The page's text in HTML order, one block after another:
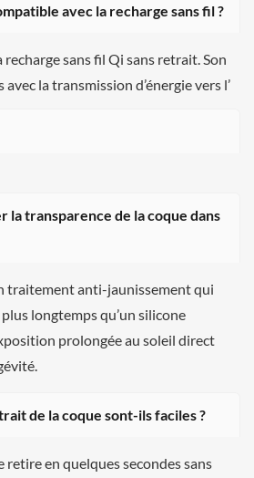
avec la recharge sans fil ?
sans fil Qi sans retrait. Son
la transmission d’énergie vers l’
la transparence de la coque dans
traitement anti-jaunissement qui
longtemps qu’un silicone
prolongée au soleil direct
de la coque sont-ils faciles ?
retire en quelques secondes sans